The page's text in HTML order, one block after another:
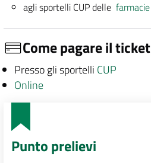
agli sportelli CUP dellefarmacie
Come pagare il ticket
Presso gli sportelli CUP
Online
Punto prelievi